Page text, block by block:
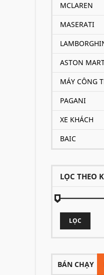
MCLAREN
MASERATI
ASTON
MÁY CÔNG
PAGANI
XE KHÁCH
BAIC
LỌC THEO
LỌC
BÁN CHẠY